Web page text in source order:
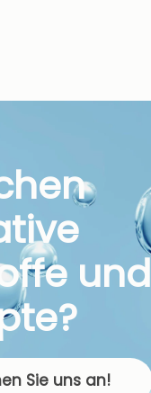
und
Sie uns an!